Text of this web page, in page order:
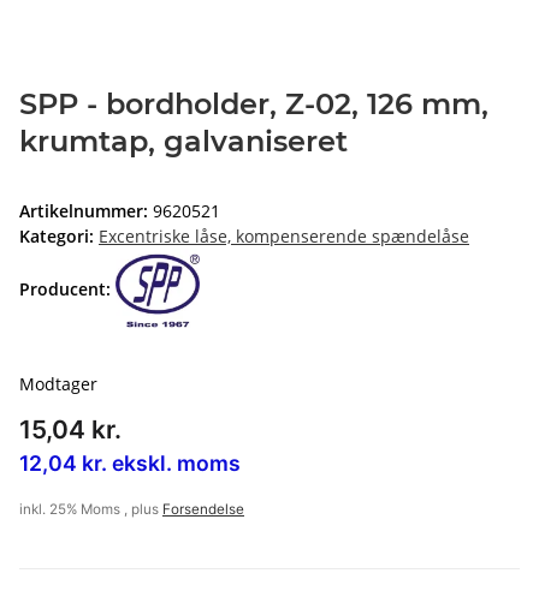
SPP - bordholder, Z-02, 126 mm,
krumtap, galvaniseret
Artikelnummer: 9620521
Kategori: Excentriske låse, kompenserende spændelåse
Producent:
Modtager
15,04 kr.
12,04 kr. ekskl. moms
inkl. 25% Moms , plus Forsendelse